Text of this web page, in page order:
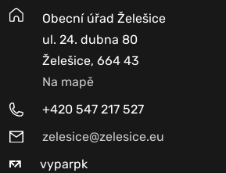
Obecní úřad Želešice
ul. 24. dubna 80
Želešice, 664 43
Na mapě
+420 547 217 527
zelesice@zelesice.eu
vyparpk